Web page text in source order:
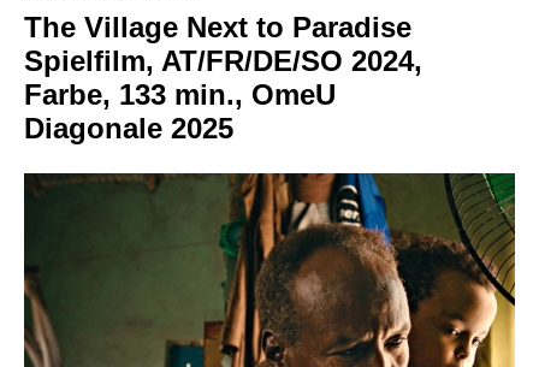
The Village Next to Paradise
Spielfilm, AT/FR/DE/SO 2024,
Farbe, 133 min., OmeU
Diagonale 2025